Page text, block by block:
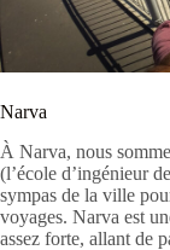
Narva
À Narva, nous
(l’école d’ingénieur
sympas de la ville
voyages. Narva est
assez forte, allant de